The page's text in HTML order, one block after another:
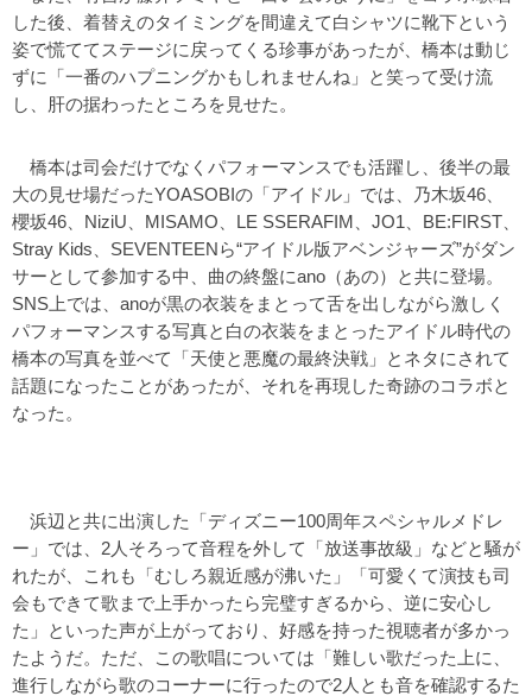
した後、着替えのタイミングを間違えて白シャツに靴下という
姿で慌ててステージに戻ってくる珍事があったが、橋本は動じ
ずに「一番のハプニングかもしれませんね」と笑って受け流
し、肝の据わったところを見せた。
橋本は司会だけでなくパフォーマンスでも活躍し、後半の最
大の見せ場だったYOASOBIの「アイドル」では、乃木坂46、
櫻坂46、NiziU、MISAMO、LE SSERAFIM、JO1、BE:FIRST、
Stray Kids、SEVENTEENら“アイドル版アベンジャーズ”がダン
サーとして参加する中、曲の終盤にano（あの）と共に登場。
SNS上では、anoが黒の衣装をまとって舌を出しながら激しく
パフォーマンスする写真と白の衣装をまとったアイドル時代の
橋本の写真を並べて「天使と悪魔の最終決戦」とネタにされて
話題になったことがあったが、それを再現した奇跡のコラボと
なった。
浜辺と共に出演した「ディズニー100周年スペシャルメドレ
ー」では、2人そろって音程を外して「放送事故級」などと騒が
れたが、これも「むしろ親近感が沸いた」「可愛くて演技も司
会もできて歌まで上手かったら完璧すぎるから、逆に安心し
た」といった声が上がっており、好感を持った視聴者が多かっ
たようだ。ただ、この歌唱については「難しい歌だった上に、
進行しながら歌のコーナーに行ったので2人とも音を確認するた